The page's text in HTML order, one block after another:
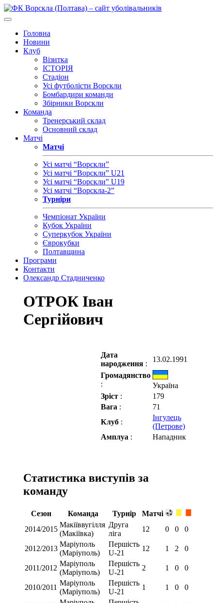
Головна
Новини
Клуб
Візитка
ІСТОРІЯ
Стадіон
Усі футболісти Ворскли
Бомбардири команди
Збірники Ворскли
Команда
Тренерський склад
Основний склад
Матчі
Матчі
Усі матчі “Ворскли”
Усі матчі “Ворскли” U21
Усі матчі “Ворскли” U19
Усі матчі “Ворскла-2”
Турніри
Чемпіонат України
Кубок України
Суперкубок України
Єврокубки
Полтавщина
Програми
Контакти
Олександр Стадниченко
ОТРОК Іван
Сергійович
Дата
народження :
13.02.1991
Громадянство
:
Україна
Зріст :
179
Вага :
71
Клуб :
Інгулець
(Петрове)
Амплуа : Нападник
Статистика виступів за
команду
Сезон Команда Турнір
Матчі
2014/2015
Макіїввугілля
(Макіївка)
Друга
ліга
12 0 0 0
2012/2013
Маріуполь
(Маріуполь)
Першість
U-21
12 1 2 0
2011/2012
Маріуполь
(Маріуполь)
Першість
U-21
2 1 0 0
2010/2011
Маріуполь
(Маріуполь)
Першість
U-21
1 1 0 0